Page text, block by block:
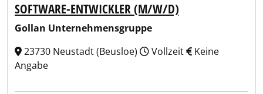
SOFTWARE-ENTWICKLER (M/W/D)
Gollan Unternehmensgruppe
23730 Neustadt (Beusloe)
Vollzeit
Keine
Angabe